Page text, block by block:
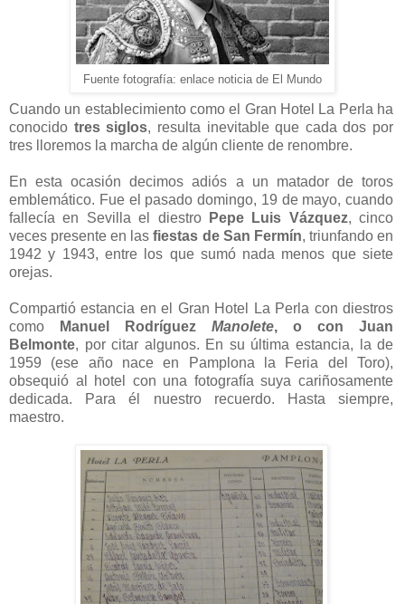
Fuente fotografía: enlace noticia de El Mundo
Cuando un establecimiento como el Gran Hotel La Perla ha
conocido tres siglos, resulta inevitable que cada dos por
tres lloremos la marcha de algún cliente de renombre.
En esta ocasión decimos adiós a un matador de toros
emblemático. Fue el pasado domingo, 19 de mayo, cuando
fallecía en Sevilla el diestro
Pepe Luis Vázquez, cinco
veces presente en lasfiestas de San Fermín, triunfando en
1942 y 1943, entre los que sumó nada menos que siete
orejas.
Compartió estancia en el Gran Hotel La Perla con diestros
como
Manuel RodríguezManolete, o con Juan
Belmonte, por citar algunos. En su última estancia, la de
1959 (ese año nace en Pamplona la Feria del Toro),
obsequió al hotel con una fotografía suya cariñosamente
dedicada.
Para él nuestro recuerdo. Hasta siempre,
maestro.